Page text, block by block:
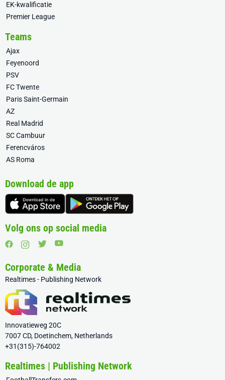
EK-kwalificatie
Premier League
Teams
Ajax
Feyenoord
PSV
FC Twente
Paris Saint-Germain
AZ
Real Madrid
SC Cambuur
Ferencváros
AS Roma
Download de app
Volg ons op social media
Corporate & Media
Realtimes - Publishing Network
Innovatieweg 20C
7007 CD, Doetinchem, Netherlands
+31(315)-764002
Realtimes | Publishing Network